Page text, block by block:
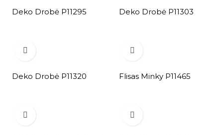
Deko Drobė P11295 Deko Drobė P11303

Deko Drobė P11320

Flisas Minky P11465
 